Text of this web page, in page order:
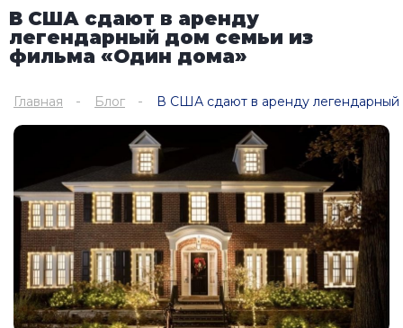
В США сдают в аренду
легендарный дом семьи из
фильма «Один дома»
Главная Блог В США сдают в аренду